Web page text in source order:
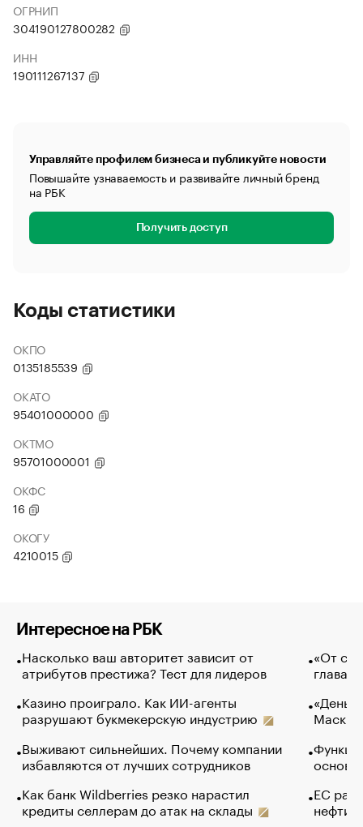
ОГРНИП
304190127800282
ИНН
190111267137
Управляйте профилем бизнеса и публикуйте новости
Повышайте узнаваемость и развивайте личный бренд
на РБК
Получить доступ
Коды статистики
ОКПО
0135185539
ОКАТО
95401000000
ОКТМО
95701000001
ОКФС
16
ОКОГУ
4210015
Интересное на РБК
Насколько ваш авторитет зависит от
атрибутов престижа? Тест для лидеров
Казино проиграло. Как ИИ-агенты
разрушают букмекерскую индустрию
Выживают сильнейших. Почему компании
избавляются от лучших сотрудников
Как банк Wildberries резко нарастил
кредиты селлерам до атак на склады
«От
глава
Маск в
основ
ЕС
нефти